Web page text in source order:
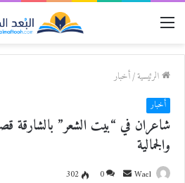
الرئيسية/أخبار
أخبار
شاعران في “بيت الشعر” بالشارقة
والجمالية
Wael
0
302